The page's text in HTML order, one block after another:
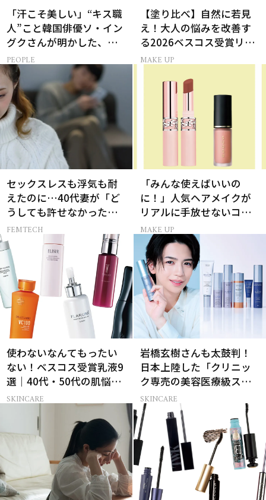
「汗こそ美しい」“キス職
人”こと韓国俳優ソ・イン
グクさんが明かした、惹
かれる人の条件とは
PEOPLE
【塗り比べ】自然に若見
え！大人の悩みを改善す
る2026ベスコス受賞リッ
プTOP3
MAKE UP
セックスレスも浮気も耐
えたのに…40代妻が「ど
うしても許せなかった」
夫の一言
FEMTECH
「みんな使えばいいの
に！」人気ヘアメイクが
リアルに手放せないコス
メ
MAKE UP
使わないなんてもったい
ない！ベスコス受賞乳液9
選｜40代・50代の肌悩み
別まとめ
SKINCARE
岩橋玄樹さんも太鼓判！
日本上陸した「クリニッ
ク専売の美容医療級スキ
ンケア」
SKINCARE